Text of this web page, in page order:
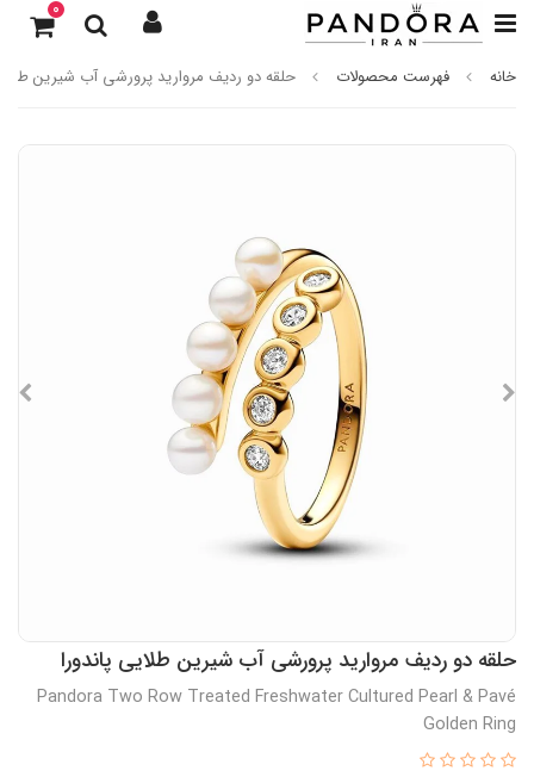
0
خانه فهرست محصولات حلقه دو ردیف مروارید پرورشی آب شیرین
حلقه دو ردیف مروارید پرورشی آب شیرین طلایی پاندورا
Pandora Two Row Treated Freshwater Cultured Pearl & Pavé
Golden Ring